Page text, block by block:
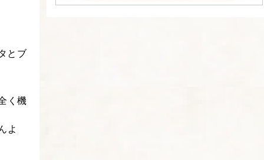
とブ
く機
よ